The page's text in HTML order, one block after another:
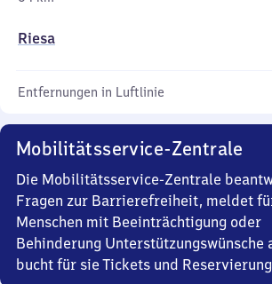
Riesa
Entfernungen in Luftlinie
Mobilitätsservice-Zentrale
Die Mobilitätsservice-Zentrale
Fragen zur Barrierefreiheit, meldet
Menschen mit Beeinträchtigung oder
Behinderung Unterstützungswünsche
bucht für sie Tickets und